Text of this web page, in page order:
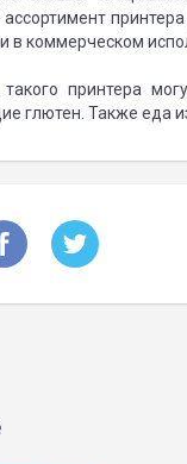
ассортимент
в коммерческом
такого принтера
глютен. Также еда